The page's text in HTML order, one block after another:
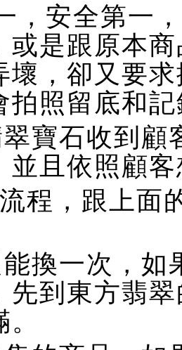
，安全第一
或是跟原本
壞，卻又要
拍照留底和
寶石收到顧
並且依照顧
程，跟上面
換一次，如
先到東方翡